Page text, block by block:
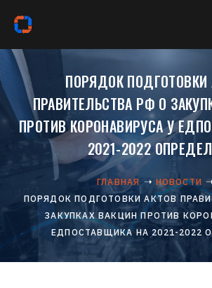
ПОРЯДОК ПОДГОТОВКИ
ПРАВИТЕЛЬСТВА РФ О
ПРОТИВ КОРОНАВИРУСА У
2021-2022
ГЛАВНАЯ
НОВОСТИ
ПОРЯДОК ПОДГОТОВКИ АКТОВ
ЗАКУПКАХ ВАКЦИН ПРОТИВ
ЕДПОСТАВЩИКА НА 2021-2022